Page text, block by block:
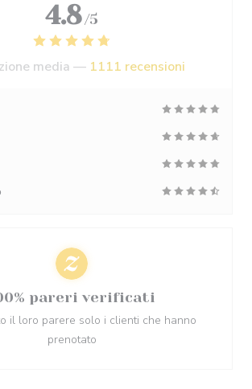
4.8 /5
media — 1111 recensioni
pareri verificati
il loro parere solo i clienti che hanno
prenotato